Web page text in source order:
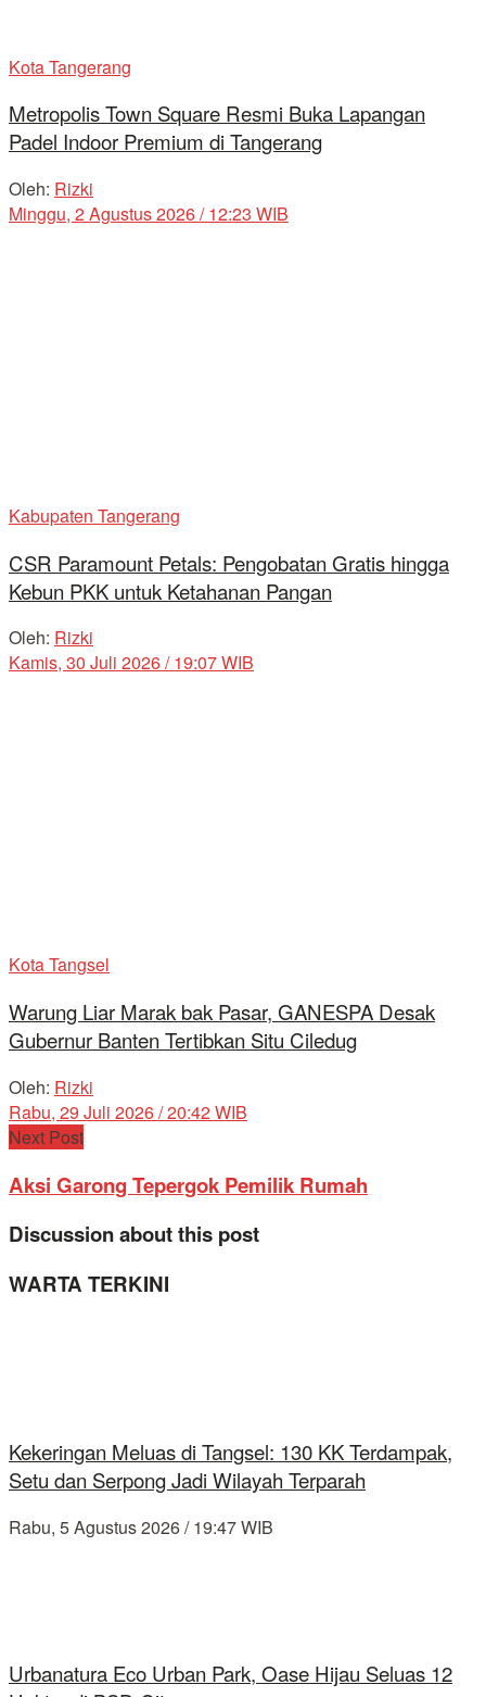
Kota Tangerang
Metropolis Town Square Resmi Buka Lapangan
Padel Indoor Premium di Tangerang
Oleh: Rizki
Minggu, 2 Agustus 2026 / 12:23 WIB
Kabupaten Tangerang
CSR Paramount Petals: Pengobatan Gratis hingga
Kebun PKK untuk Ketahanan Pangan
Oleh: Rizki
Kamis, 30 Juli 2026 / 19:07 WIB
Kota Tangsel
Warung Liar Marak bak Pasar, GANESPA Desak
Gubernur Banten Tertibkan Situ Ciledug
Oleh: Rizki
Rabu, 29 Juli 2026 / 20:42 WIB
Next Post
Aksi Garong Tepergok Pemilik Rumah
Discussion about this post
WARTA TERKINI
Kekeringan Meluas di Tangsel: 130 KK Terdampak,
Setu dan Serpong Jadi Wilayah Terparah
Rabu, 5 Agustus 2026 / 19:47 WIB
Urbanatura Eco Urban Park, Oase Hijau Seluas 12